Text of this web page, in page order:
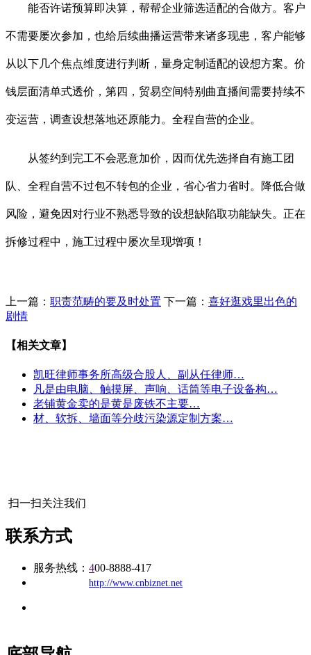
能否许诺预算即决算，帮帮企业筛选适配的合做方。客户
不需要屡次参加，也给后续曲播运营带来诸多现患，客户能够
从以下几个焦点维度进行判断，量身定制适配的设想方案。价
钱层面清单式透价，第四，贸易空间特别曲直播间需要持续不
变运营，调查设想落地还原能力。全程自营的企业。
从签约到完工不会恶意加价，因而优先选择自有施工团
队、全程自营不过包不转包的企业，省心省力省时。降低合做
风险，避免因对行业不熟悉导致的设想缺陷取功能缺失。正在
拆修过程中，施工过程中屡次呈现增项！
上一篇： 职责范畴的要及时处置 下一篇： 喜好逛戏里出色的
剧情
【相关文章】
凯旺律师事务所高级合股人、副从任律师…
凡是由电脑、触摸屏、声响、话筒等电子设备构…
老铺黄金卖的是黄是废铁不主要…
材、软拆、墙面等分歧污染源定制方案…
扫一扫关注我们
联系方式
服务热线： 400-8888-417
http://www.cnbiznet.net